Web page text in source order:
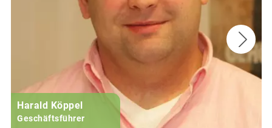
Harald Köppel
Geschäftsführer